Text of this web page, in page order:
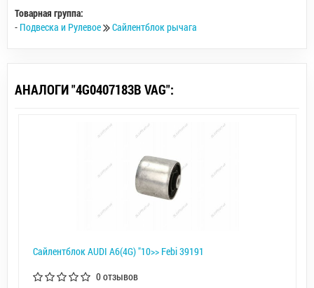
Товарная группа:
- Подвеска и Рулевое Сайлентблок рычага
АНАЛОГИ "4G0407183B VAG":
Сайлентблок AUDI A6(4G) "10>> Febi 39191
0 отзывов